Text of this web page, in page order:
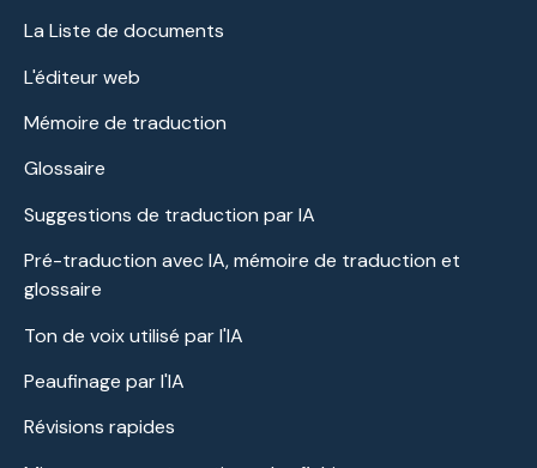
La Liste de documents
L'éditeur web
Mémoire de traduction
Glossaire
Suggestions de traduction par IA
Pré-traduction avec IA, mémoire de traduction et
glossaire
Ton de voix utilisé par l'IA
Peaufinage par l'IA
Révisions rapides